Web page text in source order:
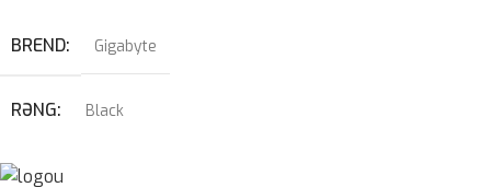
512GB
BREND Gigabyte
RƏNG Black
PROSESSOR